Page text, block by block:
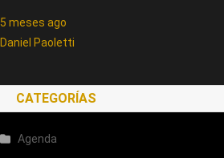
5 meses ago
Daniel Paoletti
CATEGORÍAS
Agenda